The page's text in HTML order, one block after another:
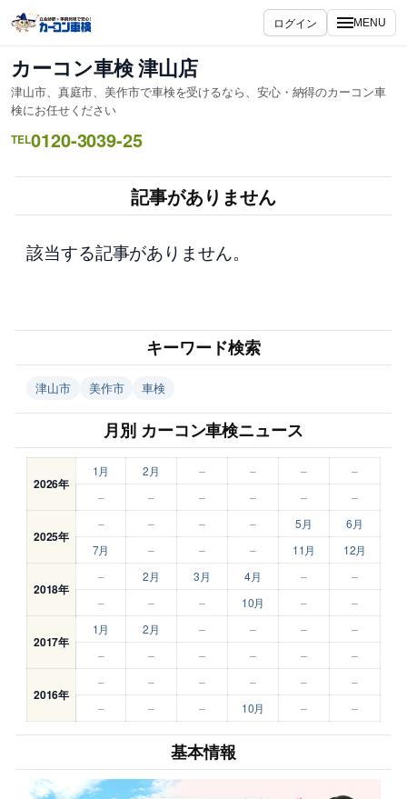
容
ス
キ
ッ
プ
ログイン MENU
カーコン車検 津山店
津山市、真庭市、美作市で車検を受けるなら、安心・納得のカーコン車
検にお任せください
TEL0120-3039-25
記事がありません
該当する記事がありません。
キーワード検索
津山市 美作市 車検
月別 カーコン車検ニュース
2026年
1月 2月 – – –
–
–
– – – – –
2025年
– – – – 5月
6月
7月
– – – 11月 12月
2018年
– 2月 3月 4月 –
–
–
– – 10月 – –
2017年
1月 2月 – – –
–
–
– – – – –
2016年
– – – – –
–
–
– – 10月 – –
基本情報